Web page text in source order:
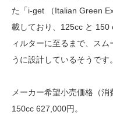
た「i-get （Italian Green
載しており、125cc と 150
ィルターに至るまで、ス
うに設計しているそうです。
メーカー希望小売価格（
150cc 627,000円。